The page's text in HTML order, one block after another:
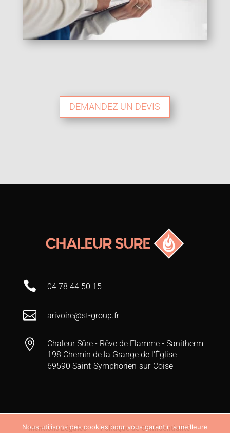
DEMANDEZ UN DEVIS
 04 78 44 50 15
 arivoire@st-group.fr

Chaleur Sûre - Rêve de Flamme - Sanitherm
198 Chemin de la Grange de l'Église
69590 Saint-Symphorien-sur-Coise
Mentions Légales Politique de Confidentialité
Nous utilisons des cookies pour vous garantir la meilleure